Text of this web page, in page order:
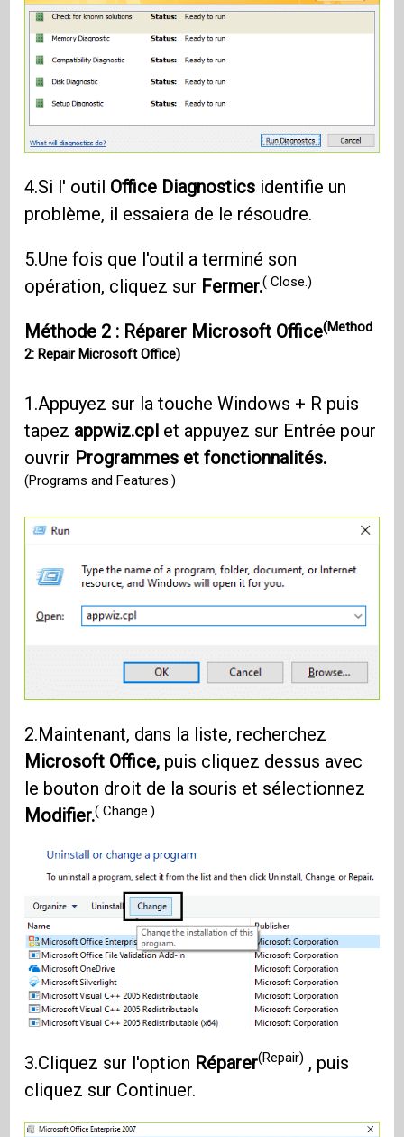
4.Si l' outil Office Diagnostics identifie un
problème, il essaiera de le résoudre.
5.Une fois que l'outil a terminé son
opération, cliquez sur Fermer.( Close.)
Méthode 2 : Réparer Microsoft Office(Method
2: Repair Microsoft Office)
1.Appuyez sur la touche Windows + R puis
tapez appwiz.cpl et appuyez sur Entrée pour
ouvrir Programmes et fonctionnalités.
(Programs and Features.)
2.Maintenant, dans la liste, recherchez
Microsoft Office, puis cliquez dessus avec
le bouton droit de la souris et sélectionnez
Modifier.( Change.)
3.Cliquez sur l'option Réparer(Repair) , puis
cliquez sur Continuer.